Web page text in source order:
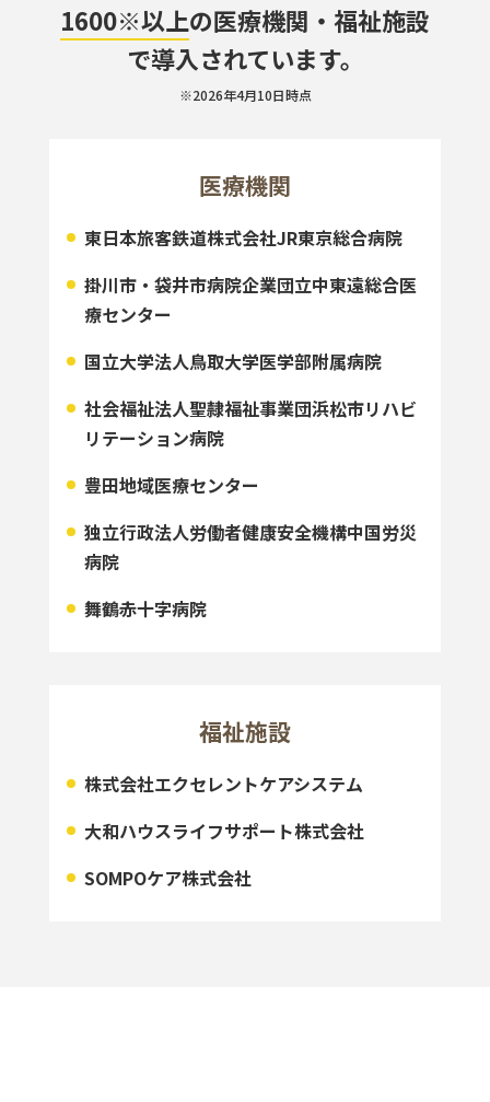
1600※以上の医療機関・福祉施設
で導入されています。
※2026年4月10日時点
医療機関
東日本旅客鉄道株式会社JR東京総合病院
掛川市・袋井市病院企業団立中東遠総合医
療センター
国立大学法人鳥取大学医学部附属病院
社会福祉法人聖隷福祉事業団浜松市リハビ
リテーション病院
豊田地域医療センター
独立行政法人労働者健康安全機構中国労災
病院
舞鶴赤十字病院
福祉施設
株式会社エクセレントケアシステム
大和ハウスライフサポート株式会社
SOMPOケア株式会社